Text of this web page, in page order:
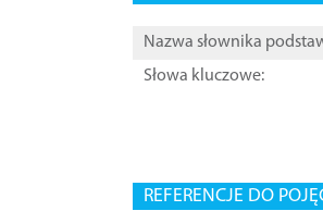
Nazwa słownika
Słowa kluczowe:
REFERENCJE DO